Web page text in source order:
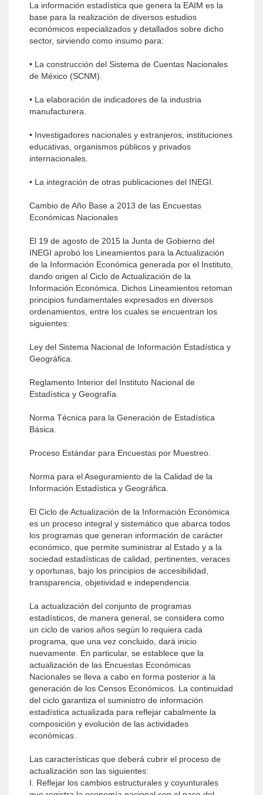
La información estadística que genera la EAIM es la
base para la realización de diversos estudios
económicos especializados y detallados sobre dicho
sector, sirviendo como insumo para:
• La construcción del Sistema de Cuentas Nacionales
de México (SCNM).
• La elaboración de indicadores de la industria
manufacturera.
• Investigadores nacionales y extranjeros, instituciones
educativas, organismos públicos y privados
internacionales.
• La integración de otras publicaciones del INEGI.
Cambio de Año Base a 2013 de las Encuestas
Económicas Nacionales
El 19 de agosto de 2015 la Junta de Gobierno del
INEGI aprobó los Lineamientos para la Actualización
de la Información Económica generada por el Instituto,
dando origen al Ciclo de Actualización de la
Información Económica. Dichos Lineamientos retoman
principios fundamentales expresados en diversos
ordenamientos, entre los cuales se encuentran los
siguientes:
Ley del Sistema Nacional de Información Estadística y
Geográfica.
Reglamento Interior del Instituto Nacional de
Estadística y Geografía.
Norma Técnica para la Generación de Estadística
Básica.
Proceso Estándar para Encuestas por Muestreo.
Norma para el Aseguramiento de la Calidad de la
Información Estadística y Geográfica.
El Ciclo de Actualización de la Información Económica
es un proceso integral y sistemático que abarca todos
los programas que generan información de carácter
econó­mico, que permite suministrar al Estado y a la
sociedad estadísticas de calidad, pertinentes, veraces
y oportunas, bajo los principios de accesibilidad,
transparencia, objetividad e independencia.
La actualización del conjunto de programas
estadísticos, de manera general, se considera como
un ciclo de varios años según lo requiera cada
programa, que una vez concluido, dará inicio
nuevamente. En particular, se establece que la
actualización de las Encuestas Económicas
Nacionales se lleva a cabo en forma posterior a la
generación de los Censos Económicos. La continuidad
del ciclo garantiza el suministro de información
estadística actualizada para reflejar cabalmente la
composición y evolución de las actividades
económicas.
Las características que deberá cubrir el proceso de
actualización son las siguientes:
I. Reflejar los cambios estructurales y coyunturales